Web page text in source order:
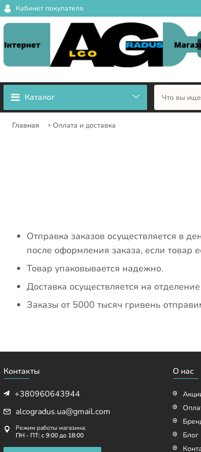
Кабинет покупателя
Каталог
Главная Оплата и доставка
Отправка заказов осуществляется в
после оформления заказа, если товар
Товар упаковывается надежно.
Доставка осуществляется на
Заказы от 5000 тысяч гривень
Контакты
+380960643944
alcogradus.ua@gmail.com
Режим работы магазина:
ПН - ПТ: с 9:00 до 18:00
О нас
Блог